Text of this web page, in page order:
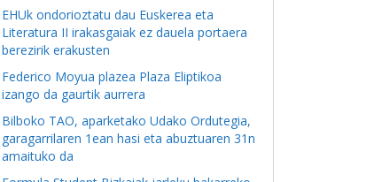
EHUk ondorioztatu dau Euskerea eta
Literatura II irakasgaiak ez dauela portaera
berezirik erakusten
Federico Moyua plazea Plaza Eliptikoa
izango da gaurtik aurrera
Bilboko TAO, aparketako Udako Ordutegia,
garagarrilaren 1ean hasi eta abuztuaren 31n
amaituko da